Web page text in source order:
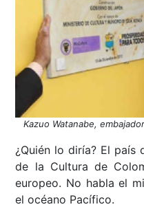
Kazuo Watanabe,
¿Quién lo diría? El país
de la Cultura de
europeo. No habla el
el océano Pacífico.